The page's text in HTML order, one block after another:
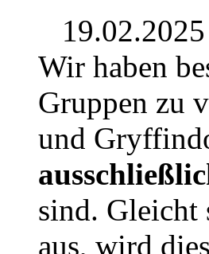
19.02.2025
Wir haben
Gruppen zu
und
sind. Gleicht
aus, wird